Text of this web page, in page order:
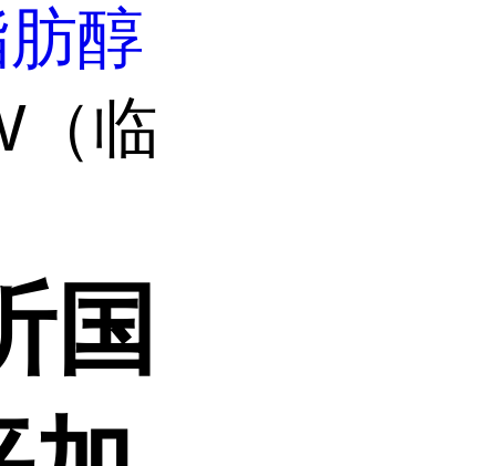
醇
（临
国